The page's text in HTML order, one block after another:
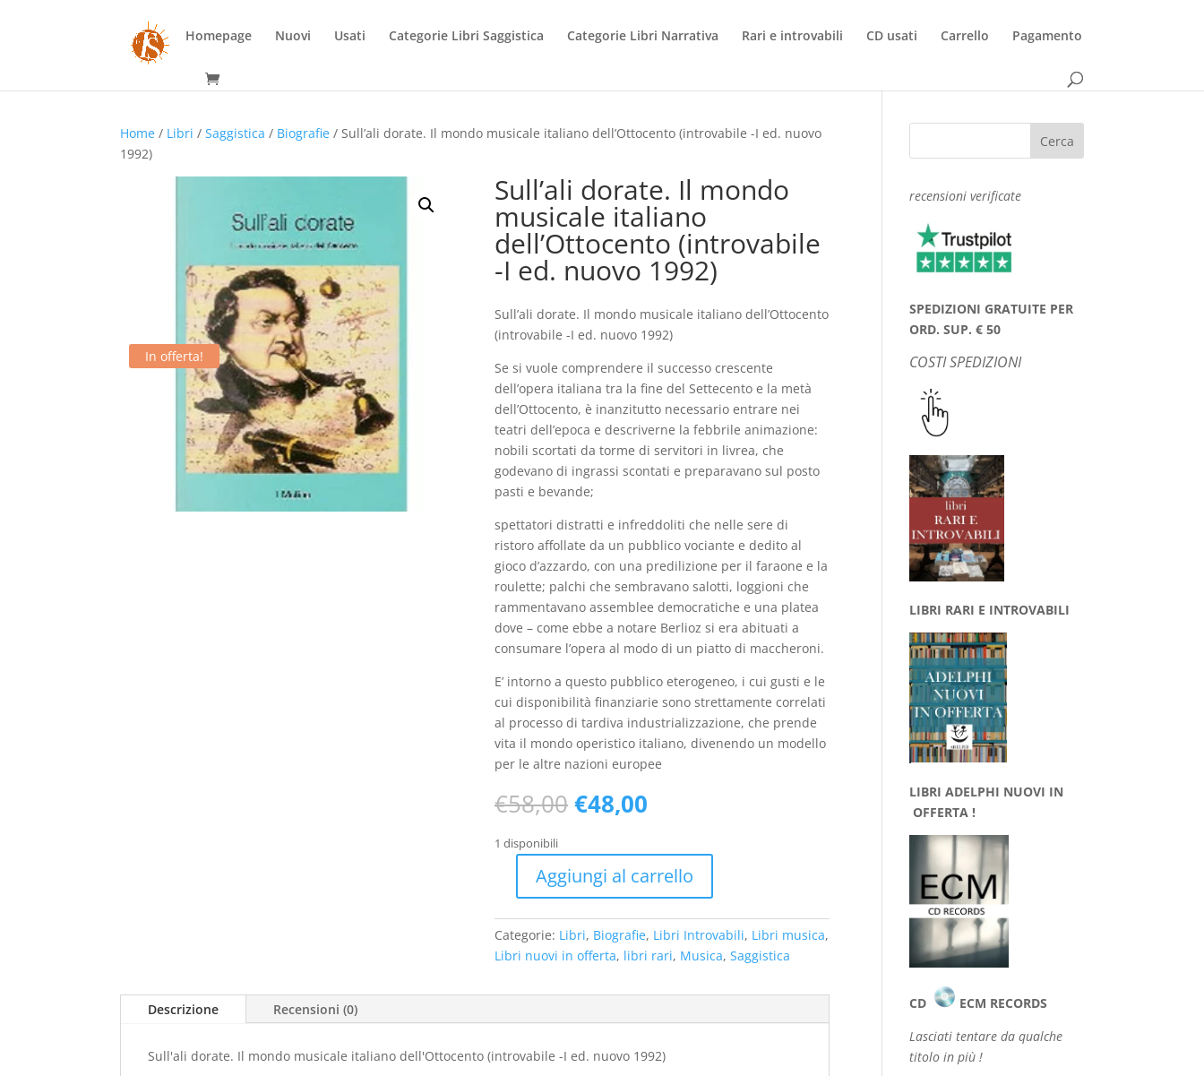
Homepage Nuovi Usati Categorie Libri Saggistica Categorie Libri Narrativa Rari e introvabili CD usati Carrello Pagamento
Home / Libri /Saggistica / Biografie / Sull’ali dorate. Il mondo musicale italiano dell’Ottocento (introvabile -I ed. nuovo
1992)
In offerta!
Sull’ali dorate. Il mondo
musicale italiano
dell’Ottocento (introvabile
-I ed. nuovo 1992)
Sull’ali dorate. Il mondo musicale italiano dell’Ottocento
(introvabile -I ed. nuovo 1992)
Se si vuole comprendere il successo crescente
dell’opera italiana tra la fine del Settecento e la metà
dell’Ottocento, è inanzitutto necessario entrare nei
teatri dell’epoca e descriverne la febbrile animazione:
nobili scortati da torme di servitori in livrea, che
godevano di ingrassi scontati e preparavano sul posto
pasti e bevande;
spettatori distratti e infreddoliti che nelle sere di
ristoro affollate da un pubblico vociante e dedito al
gioco d’azzardo, con una predilizione per il faraone e la
roulette; palchi che sembravano salotti, loggioni che
rammentavano assemblee democratiche e una platea
dove – come ebbe a notare Berlioz si era abituati a
consumare l’opera al modo di un piatto di maccheroni.
E’ intorno a questo pubblico eterogeneo, i cui gusti e le
cui disponibilità finanziarie sono strettamente correlati
al processo di tardiva industrializzazione, che prende
vita il mondo operistico italiano, divenendo un modello
per le altre nazioni europee
€58,00Il
prezzo
era:
€58,00.
€48,00Il
è:
€48,00.
1 disponibili
Il
mondo
-
Aggiungi al carrello
Categorie: Libri, Biografie, Libri Introvabili, Libri musica,
Libri nuovi in offerta, libri rari, Musica, Saggistica
Descrizione Recensioni (0)
Sull'ali dorate. Il mondo musicale italiano dell'Ottocento (introvabile -I ed. nuovo 1992)
recensioni verificate
SPEDIZIONI GRATUITE PER
ORD. SUP. € 50
COSTI SPEDIZIONI
LIBRI RARI E INTROVABILI
LIBRI ADELPHI NUOVI IN
OFFERTA !
CD
ECM RECORDS
Lasciati tentare da qualche
titolo in più !